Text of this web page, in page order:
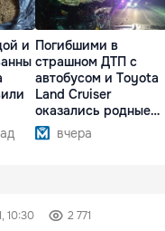
и Погибшими в
страшном ДТП с
автобусом и Toyota
Land Cruiser
оказались родные
братьявчера
10:30 2 771